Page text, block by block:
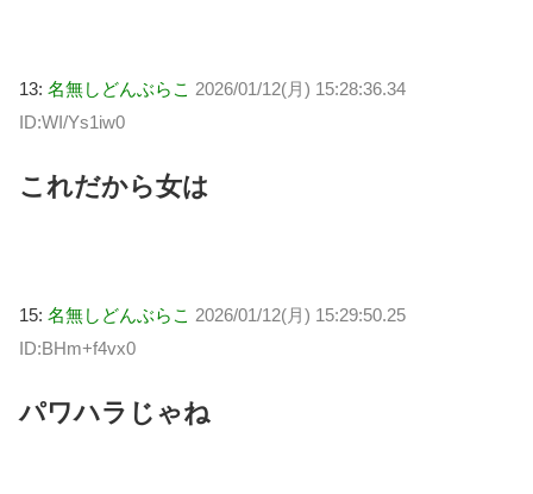
13: 名無しどんぶらこ 2026/01/12(月) 15:28:36.34
ID:WI/Ys1iw0
これだから女は
15: 名無しどんぶらこ 2026/01/12(月) 15:29:50.25
ID:BHm+f4vx0
パワハラじゃね